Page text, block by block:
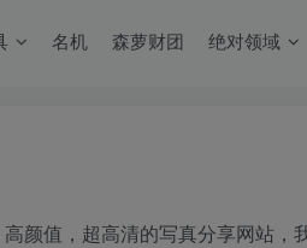
名机 森萝财团 绝对领域
颜值，超高清的写真分享网站，